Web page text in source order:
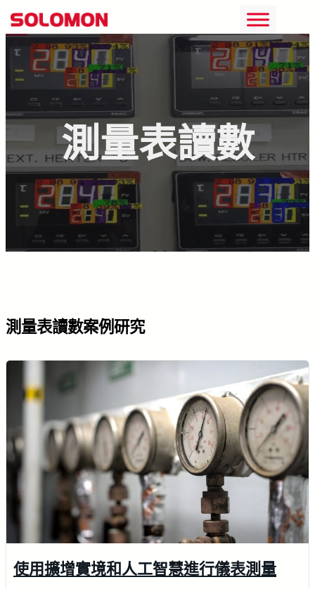
跳
至
內
測量表讀數
測量表讀數案例研究
使用擴增實境和人工智慧進行儀表測量